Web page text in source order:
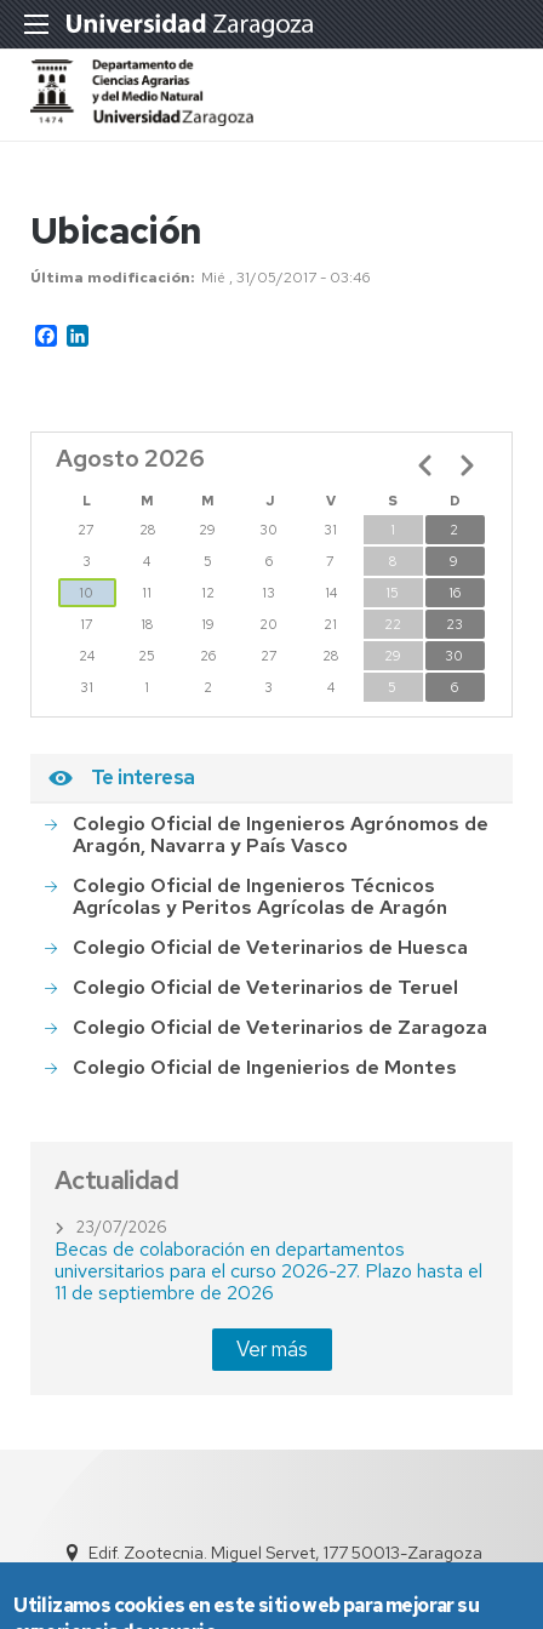
Ubicación
Última modificación Mié , 31/05/2017 - 03:46
Facebook
Agosto 2026
L M M J V S
D
27
28 29 30 31 1
2
3
4 5 6 7 8
9
10
11 12 13 14 15
16
17
18 19 20 21 22
23
24
25 26 27 28 29
30
31
1 2 3 4 5 6
Paginación
Te interesa
Colegio Oficial de Ingenieros Agrónomos de
Aragón, Navarra y País Vasco
Colegio Oficial de Ingenieros Técnicos
Agrícolas y Peritos Agrícolas de Aragón
Colegio Oficial de Veterinarios de Huesca
Colegio Oficial de Veterinarios de Teruel
Colegio Oficial de Veterinarios de Zaragoza
Colegio Oficial de Ingenierios de Montes
Actualidad
23/07/2026
Becas de colaboración en departamentos
universitarios para el curso 2026-27. Plazo hasta el
11 de septiembre de 2026
Ver más
Edif. Zootecnia. Miguel Servet, 177 50013-Zaragoza
Utilizamos cookies en este sitio web para mejorar su